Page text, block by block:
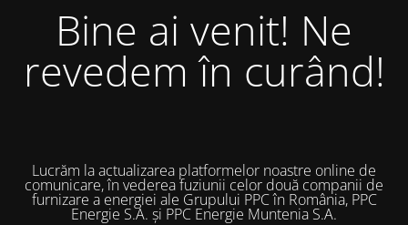
Bine ai venit! Ne
revedem în curând!
Lucrăm la actualizarea platformelor noastre online de
comunicare, în vederea fuziunii celor două companii de
furnizare a energiei ale Grupului PPC în România, PPC
Energie S.A. și PPC Energie Muntenia S.A.